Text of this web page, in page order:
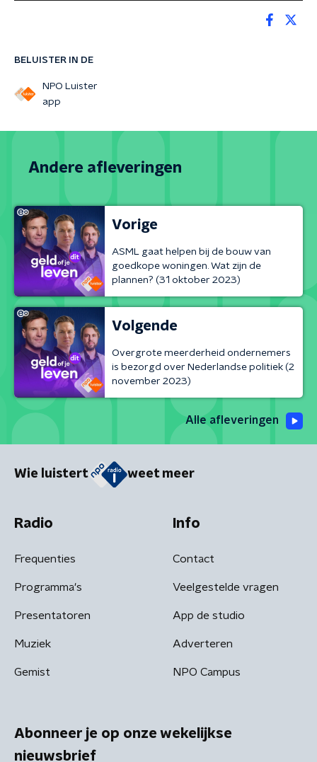
BELUISTER IN DE
NPO Luister
app
Andere afleveringen
Vorige
ASML gaat helpen bij de bouw van
goedkope woningen. Wat zijn de
plannen? (31 oktober 2023)
Volgende
Overgrote meerderheid ondernemers
is bezorgd over Nederlandse politiek (2
november 2023)
Alle afleveringen
Wie luistert weet meer
Radio
Frequenties
Programma's
Presentatoren
Muziek
Gemist
Info
Contact
Veelgestelde vragen
App de studio
Adverteren
NPO Campus
Abonneer je op onze wekelijkse
nieuwsbrief